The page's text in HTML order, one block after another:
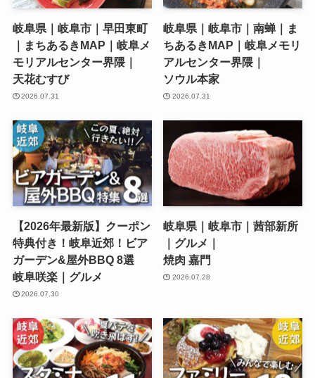
岐阜県｜岐阜市｜早田東町
｜まちあるきMAP｜岐阜メ
モリアルセンター界隈｜
天花むすび
2026.07.31
岐阜県｜岐阜市｜南蝉｜ま
ちあるきMAP｜岐阜メモリ
アルセンター界隈｜
ソウル本家
2026.07.31
【2026年最新版】クーポン
特典付き！岐阜近郊！ビア
ガーデン&屋外BBQ 8選
岐阜咲楽｜グルメ
2026.07.30
岐阜県｜岐阜市｜茜部新所
｜グルメ｜
焼肉 嘉門
2026.07.28